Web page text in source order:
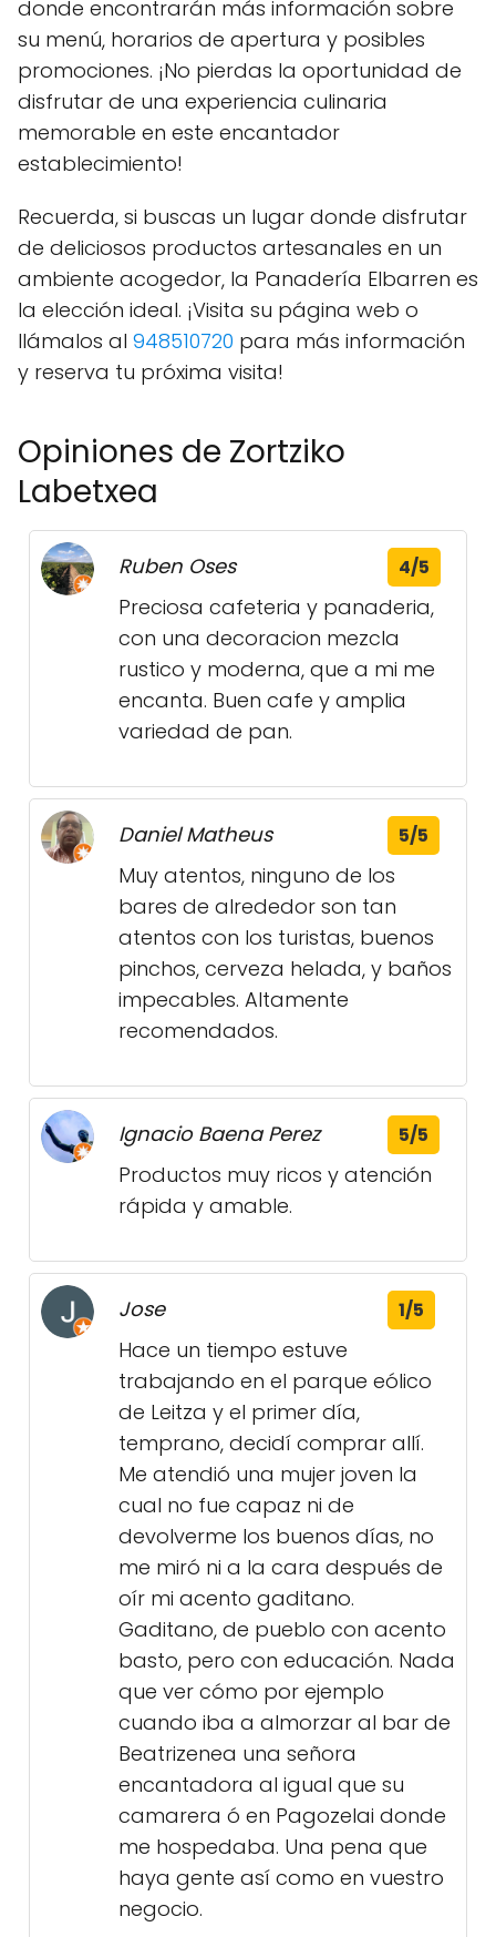
donde encontrarán más información sobre
su menú, horarios de apertura y posibles
promociones. ¡No pierdas la oportunidad de
disfrutar de una experiencia culinaria
memorable en este encantador
establecimiento!
Recuerda, si buscas un lugar donde disfrutar
de deliciosos productos artesanales en un
ambiente acogedor, la Panadería Elbarren es
la elección ideal. ¡Visita su página web o
llámalos al 948510720 para más información
y reserva tu próxima visita!
Opiniones de Zortziko
Labetxea
Ruben Oses 4/5
Preciosa cafeteria y panaderia,
con una decoracion mezcla
rustico y moderna, que a mi me
encanta. Buen cafe y amplia
variedad de pan.
Daniel Matheus 5/5
Muy atentos, ninguno de los
bares de alrededor son tan
atentos con los turistas, buenos
pinchos, cerveza helada, y baños
impecables. Altamente
recomendados.
Ignacio Baena Perez 5/5
Productos muy ricos y atención
rápida y amable.
Jose 1/5
Hace un tiempo estuve
trabajando en el parque eólico
de Leitza y el primer día,
temprano, decidí comprar allí.
Me atendió una mujer joven la
cual no fue capaz ni de
devolverme los buenos días, no
me miró ni a la cara después de
oír mi acento gaditano.
Gaditano, de pueblo con acento
basto, pero con educación. Nada
que ver cómo por ejemplo
cuando iba a almorzar al bar de
Beatrizenea una señora
encantadora al igual que su
camarera ó en Pagozelai donde
me hospedaba. Una pena que
haya gente así como en vuestro
negocio.